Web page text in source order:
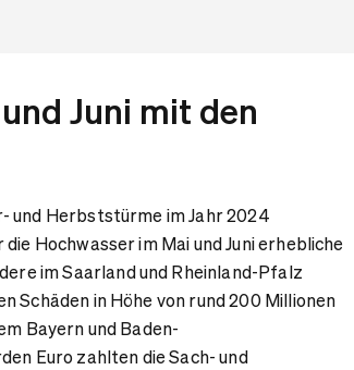
Juni mit den
und Herbststürme im Jahr 2024
Hochwasser im Mai und Juni erhebliche
im Saarland und Rheinland-Pfalz
in Höhe von rund 200 Millionen
Bayern und Baden-
Euro zahlten die Sach- und